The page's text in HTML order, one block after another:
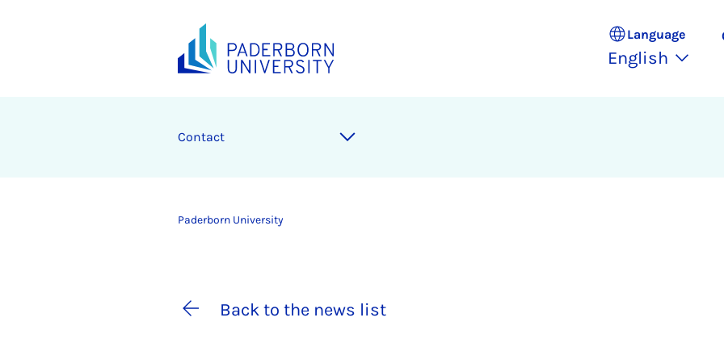
Language
English
Contact
Paderborn University
Back to the news list